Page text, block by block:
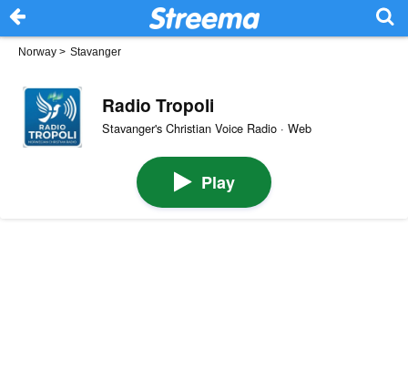
Norway > Stavanger
Radio Tropoli
Stavanger's Christian Voice Radio · Web
Play